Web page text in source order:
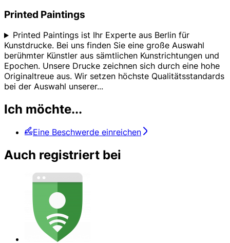
Printed Paintings
Printed Paintings ist Ihr Experte aus Berlin für
Kunstdrucke. Bei uns finden Sie eine große Auswahl
berühmter Künstler aus sämtlichen Kunstrichtungen und
Epochen. Unsere Drucke zeichnen sich durch eine hohe
Originaltreue aus. Wir setzen höchste Qualitätsstandards
bei der Auswahl unserer...
Ich möchte...
Eine Beschwerde einreichen
Auch registriert bei